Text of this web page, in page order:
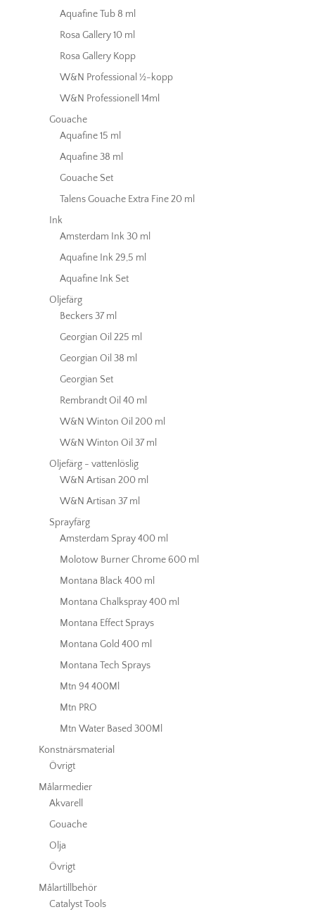
Aquafine Tub 8 ml
Rosa Gallery 10 ml
Rosa Gallery Kopp
W&N Professional ½-kopp
W&N Professionell 14ml
Gouache
Aquafine 15 ml
Aquafine 38 ml
Gouache Set
Talens Gouache Extra Fine 20 ml
Ink
Amsterdam Ink 30 ml
Aquafine Ink 29,5 ml
Aquafine Ink Set
Oljefärg
Beckers 37 ml
Georgian Oil 225 ml
Georgian Oil 38 ml
Georgian Set
Rembrandt Oil 40 ml
W&N Winton Oil 200 ml
W&N Winton Oil 37 ml
Oljefärg - vattenlöslig
W&N Artisan 200 ml
W&N Artisan 37 ml
Sprayfärg
Amsterdam Spray 400 ml
Molotow Burner Chrome 600 ml
Montana Black 400 ml
Montana Chalkspray 400 ml
Montana Effect Sprays
Montana Gold 400 ml
Montana Tech Sprays
Mtn 94 400Ml
Mtn PRO
Mtn Water Based 300Ml
Konstnärsmaterial
Övrigt
Målarmedier
Akvarell
Gouache
Olja
Övrigt
Målartillbehör
Catalyst Tools